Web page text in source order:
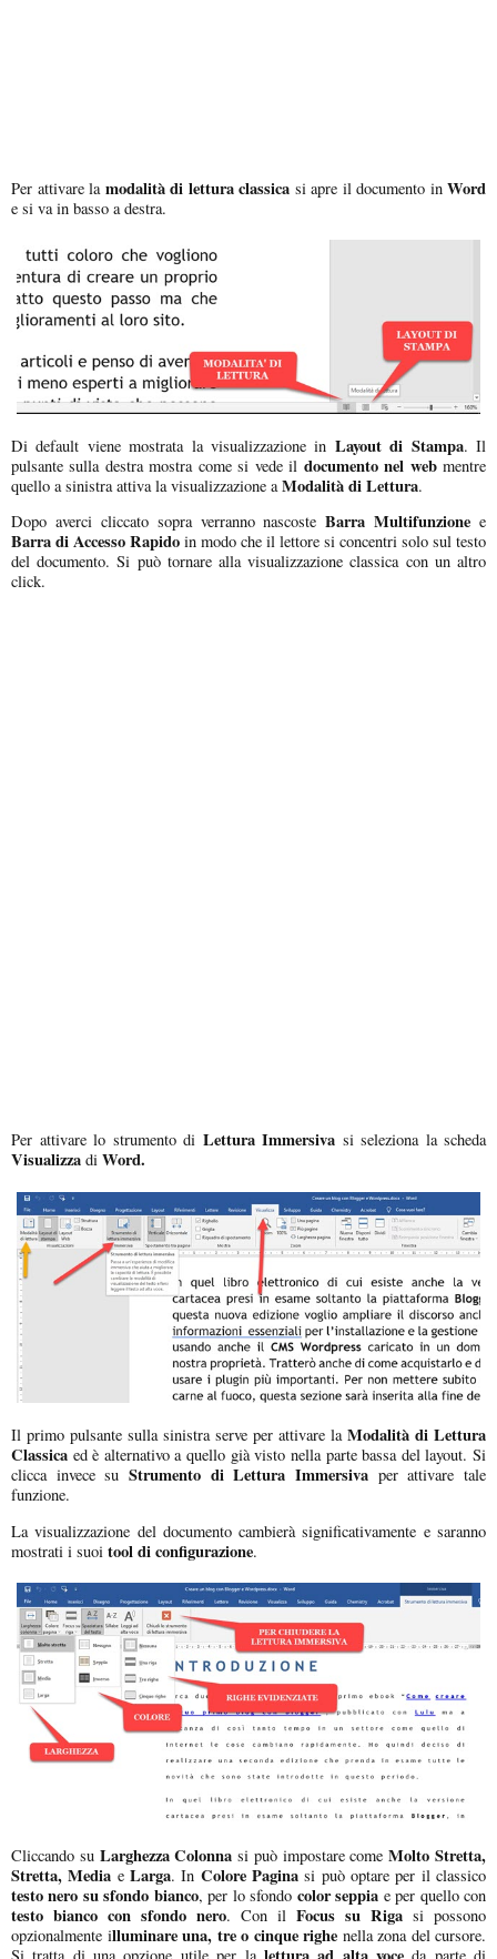
Per attivare la modalità di lettura classica si apre il documento in Word
e si va in basso a destra.
Di default viene mostrata la visualizzazione in Layout di Stampa. Il
pulsante sulla destra mostra come si vede il documento nel webmentre
quello a sinistra attiva la visualizzazione a Modalità di Lettura.
Dopo averci cliccato sopra verranno nascosteBarra Multifunzione e
Barra di Accesso Rapido in modo che il lettore si concentri solo sul testo
del documento. Si può tornare alla visualizzazione classica con un altro
click.
Per attivare lo strumento di Lettura Immersiva si seleziona la scheda
Visualizza di Word.
Il primo pulsante sulla sinistra serve per attivare laModalità di Lettura
Classica ed è alternativo a quello già visto nella parte bassa del layout. Si
clicca invece su Strumento di Lettura Immersiva per attivare tale
funzione.
La visualizzazione del documento cambierà significativamente e saranno
mostrati i suoi tool di configurazione.
Cliccando su Larghezza Colonna si può impostare comeMolto Stretta,
Stretta, Media eLarga. In Colore Pagina si può optare per il classico
testo nero su sfondo bianco, per lo sfondo color seppia e per quello con
testo bianco con sfondo nero. Con il Focus su Riga si possono
opzionalmente illuminare una, tre o cinque righe nella zona del cursore.
Si tratta di una opzione utile per la
da parte di